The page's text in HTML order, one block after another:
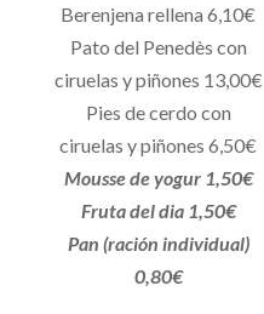
Berenjena rellena 6,10€
Pato del Penedès con
ciruelas y piñones 13,00€
Pies de cerdo con
ciruelas y piñones 6,50€
Mousse de yogur 1,50€
Fruta del dia 1,50€
Pan (ración individual)
0,80€